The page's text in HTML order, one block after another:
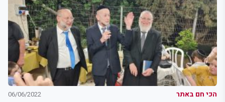
הכי חם באתר 06/06/2022